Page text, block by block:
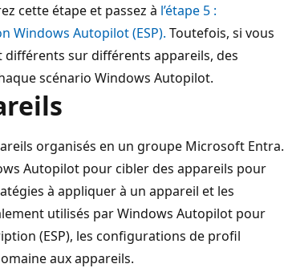
cette étape et passez à l’étape 5 :
Windows Autopilot (ESP). Toutefois, si vous
sur différents appareils, des
scénario Windows Autopilot.
organisés en un groupe Microsoft Entra.
Autopilot pour cibler des appareils pour
à appliquer à un appareil et les
utilisés par Windows Autopilot pour
(ESP), les configurations de profil
aux appareils.